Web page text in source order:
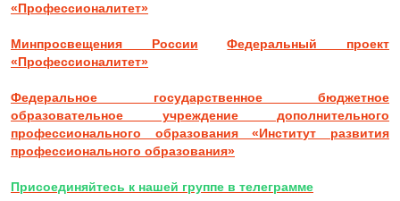
«Профессионалитет»
Минпросвещения России
Федеральный проект
«Профессионалитет»
Федеральное государственное бюджетное
образовательное учреждение дополнительного
профессионального образования «Институт развития
профессионального образования»
Присоединяйтесь к нашей группе в телеграмме